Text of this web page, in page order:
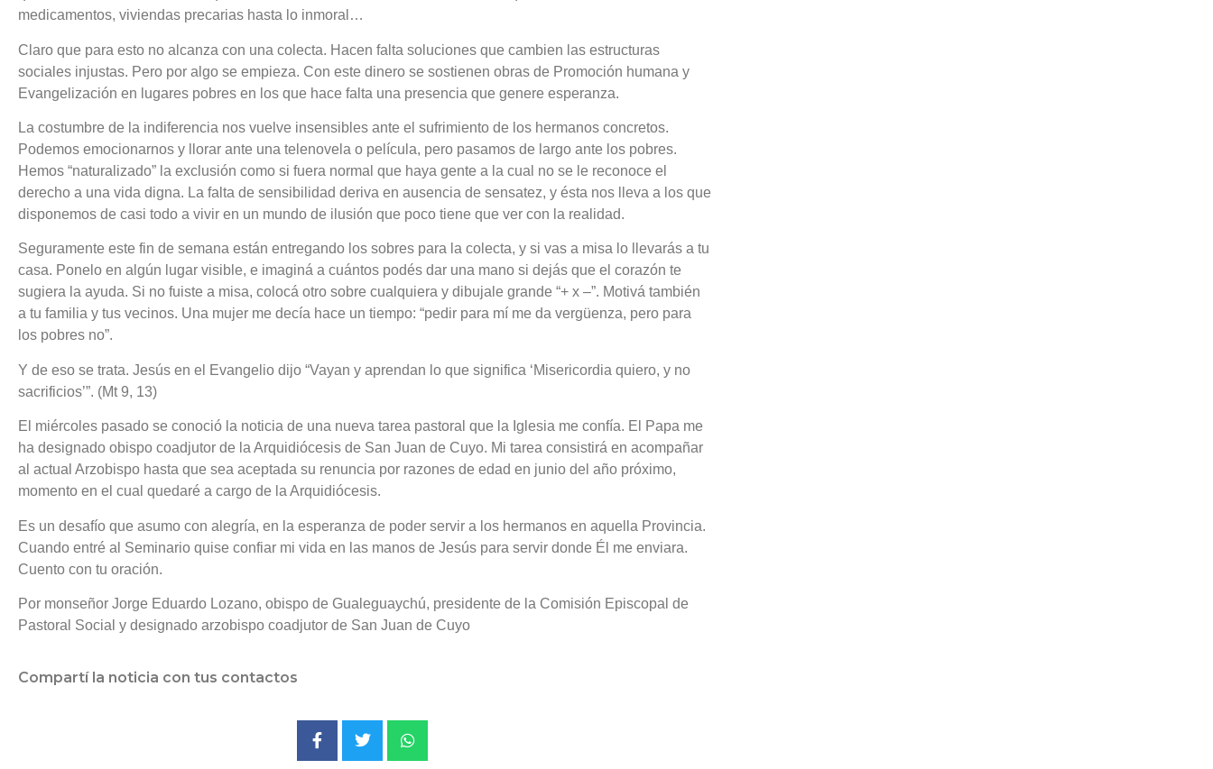
medicamentos, viviendas precarias hasta lo inmoral…
Claro que para esto no alcanza con una colecta. Hacen falta soluciones que cambien las estructuras
sociales injustas. Pero por algo se empieza. Con este dinero se sostienen obras de Promoción humana y
Evangelización en lugares pobres en los que hace falta una presencia que genere esperanza.
La costumbre de la indiferencia nos vuelve insensibles ante el sufrimiento de los hermanos concretos.
Podemos emocionarnos y llorar ante una telenovela o película, pero pasamos de largo ante los pobres.
Hemos “naturalizado” la exclusión como si fuera normal que haya gente a la cual no se le reconoce el
derecho a una vida digna. La falta de sensibilidad deriva en ausencia de sensatez, y ésta nos lleva a los que
disponemos de casi todo a vivir en un mundo de ilusión que poco tiene que ver con la realidad.
Seguramente este fin de semana están entregando los sobres para la colecta, y si vas a misa lo llevarás a tu
casa. Ponelo en algún lugar visible, e imaginá a cuántos podés dar una mano si dejás que el corazón te
sugiera la ayuda. Si no fuiste a misa, colocá otro sobre cualquiera y dibujale grande “+ x –”. Motivá también
a tu familia y tus vecinos. Una mujer me decía hace un tiempo: “pedir para mí me da vergüenza, pero para
los pobres no”.
Y de eso se trata. Jesús en el Evangelio dijo “Vayan y aprendan lo que significa ‘Misericordia quiero, y no
sacrificios’”. (Mt 9, 13)
El miércoles pasado se conoció la noticia de una nueva tarea pastoral que la Iglesia me confía. El Papa me
ha designado obispo coadjutor de la Arquidiócesis de San Juan de Cuyo. Mi tarea consistirá en acompañar
al actual Arzobispo hasta que sea aceptada su renuncia por razones de edad en junio del año próximo,
momento en el cual quedaré a cargo de la Arquidiócesis.
Es un desafío que asumo con alegría, en la esperanza de poder servir a los hermanos en aquella Provincia.
Cuando entré al Seminario quise confiar mi vida en las manos de Jesús para servir donde Él me enviara.
Cuento con tu oración.
Por monseñor Jorge Eduardo Lozano, obispo de Gualeguaychú, presidente de la Comisión Episcopal de
Pastoral Social y designado arzobispo coadjutor de San Juan de Cuyo
Compartí la noticia con tus contactos